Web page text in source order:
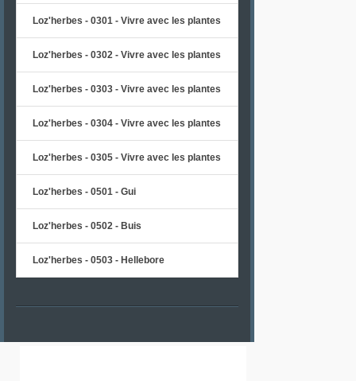
Loz'herbes - 0301 - Vivre avec les plantes
Loz'herbes - 0302 - Vivre avec les plantes
Loz'herbes - 0303 - Vivre avec les plantes
Loz'herbes - 0304 - Vivre avec les plantes
Loz'herbes - 0305 - Vivre avec les plantes
Loz'herbes - 0501 - Gui
Loz'herbes - 0502 - Buis
Loz'herbes - 0503 - Hellebore